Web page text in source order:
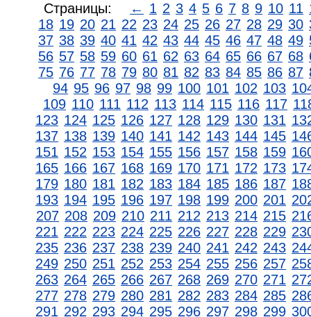
Страницы: ← 1 2 3 4 5 6 7 8 9 10 11
18 19 20 21 22 23 24 25 26 27 28 29 30
37 38 39 40 41 42 43 44 45 46 47 48 49
56 57 58 59 60 61 62 63 64 65 66 67 68
75 76 77 78 79 80 81 82 83 84 85 86 87
94 95 96 97 98 99 100 101 102 103
109 110 111 112 113 114 115 116 117
123 124 125 126 127 128 129 130 131
137 138 139 140 141 142 143 144 145
151 152 153 154 155 156 157 158 159
165 166 167 168 169 170 171 172 173
179 180 181 182 183 184 185 186 187
193 194 195 196 197 198 199 200 201
207 208 209 210 211 212 213 214 215
221 222 223 224 225 226 227 228 229
235 236 237 238 239 240 241 242 243
249 250 251 252 253 254 255 256 257
263 264 265 266 267 268 269 270 271
277 278 279 280 281 282 283 284 285
291 292 293 294 295 296 297 298 299